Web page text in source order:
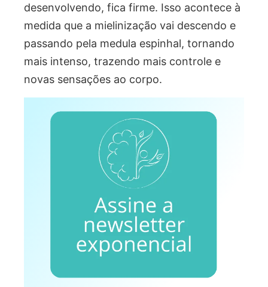
desenvolvendo, fica firme. Isso acontece à
medida que a mielinização vai descendo e
passando pela medula espinhal, tornando
mais intenso, trazendo mais controle e
novas sensações ao corpo.